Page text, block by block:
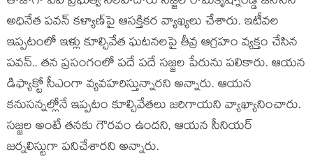
అధినేత ప‌వ‌న్ క‌ళ్యాణ్‌పై ఆస‌క్తిక‌ర వ్యాఖ్య‌లు చేశారు. ఇటీవ‌ల
ఇప్ప‌టంలో ఇళ్లు కూల్చివేత ఘ‌ట‌న‌ల‌పై తీవ్ర ఆగ్ర‌హం వ్య‌క్తం చేసిన
ప‌వ‌న్‌.. త‌న ప్ర‌సంగంలో ప‌దే ప‌దే స‌జ్జ‌ల పేరును ప‌లికారు. ఆయ‌న
డిఫ్యాక్టో సీఎంగా వ్య‌వ‌హ‌రిస్తున్నార‌ని అన్నారు. ఆయ‌న
క‌నుస‌న్న‌ల్లోనే ఇప్ప‌టం కూల్చివేత‌లు జ‌రిగాయ‌ని వ్యాఖ్యానించారు.
స‌జ్జ‌ల అంటే త‌న‌కు గౌర‌వం ఉంద‌ని, ఆయ‌న సీనియ‌ర్
జ‌ర్న‌లిస్టుగా ప‌నిచేశార‌ని అన్నారు.